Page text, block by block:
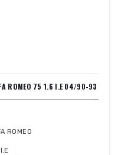
ROMEO 75 1.6 I.E 04/90-93
ROMEO